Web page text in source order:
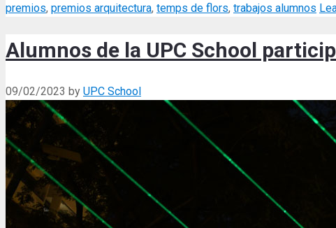
premios, premios arquitectura, temps de flors, trabajos alumnos
Alumnos de la UPC School
09/02/2023 by UPC School